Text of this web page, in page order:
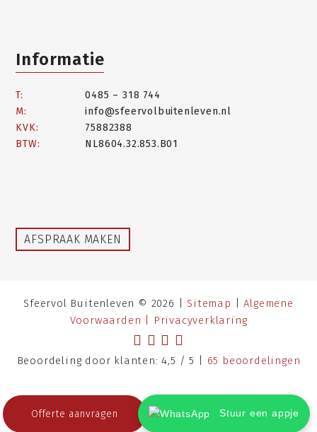
Informatie
T:
0485 – 318 744
M:
info@sfeervolbuitenleven.nl
KVK:
75882388
BTW:
NL8604.32.853.B01
AFSPRAAK MAKEN
Sfeervol Buitenleven © 2026 |Sitemap |Algemene
Voorwaarden |
Privacyverklaring
Beoordeling door klanten:4,5 /5 65 beoordelingen
Stuur een appje
Offerte aanvragen